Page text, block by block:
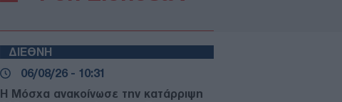
ΔΙΕΘΝΗ
06/08/26 - 10:31
Η Μόσχα ανακοίνωσε την κατάρριψη